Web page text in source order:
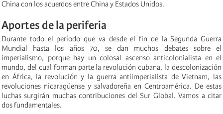
China con los acuerdos entre China y Estados Unidos.
Aportes de la periferia
Durante todo el período que va desde el fin de la Segunda Guerra
Mundial hasta los años 70, se dan muchos debates sobre el
imperialismo, porque hay un colosal ascenso anticolonialista en el
mundo, del cual forman parte la revolución cubana, la descolonización
en África, la revolución y la guerra antiimperialista de Vietnam, las
revoluciones nicaragüense y salvadoreña en Centroamérica. De estas
luchas surgirán muchas contribuciones del Sur Global. Vamos a citar
dos fundamentales.